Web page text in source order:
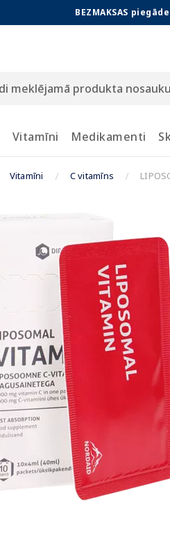
BEZMAKSAS
Vitamīni Medikamenti
Vitamīni C vitamīns